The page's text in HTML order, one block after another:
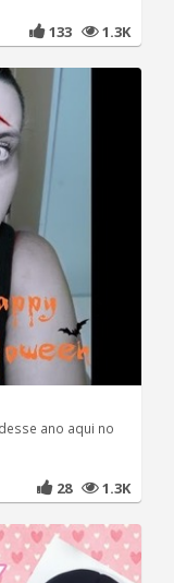
133 1.3K
ano aqui no
28 1.3K